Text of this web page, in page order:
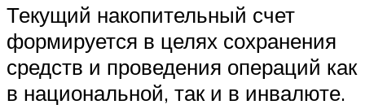
Текущий накопительный счет
формируется в целях сохранения
средств и проведения операций как
в национальной, так и в инвалюте.